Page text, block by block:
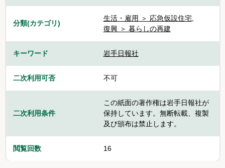
分類(カテゴリ)
生活・雇用 ＞ 応急仮設住宅,
復興 ＞ 暮らしの再建
キーワード 岩手日報社
二次利用可否 不可
二次利用条件
この紙面の著作権は岩手日報社が
保持しています。無断転載、複製
及び頒布は禁止します。
閲覧回数 16